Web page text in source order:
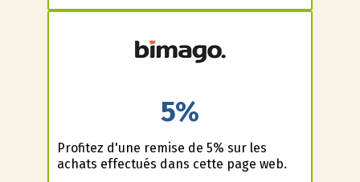
5%
Profitez d'une remise de 5% sur les
achats effectués dans cette page web.